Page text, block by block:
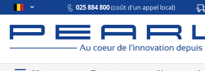
025 884 800(coût d'un appel local)